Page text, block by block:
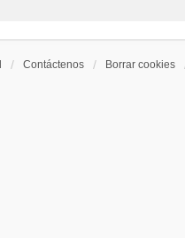
Contáctenos Borrar cookies